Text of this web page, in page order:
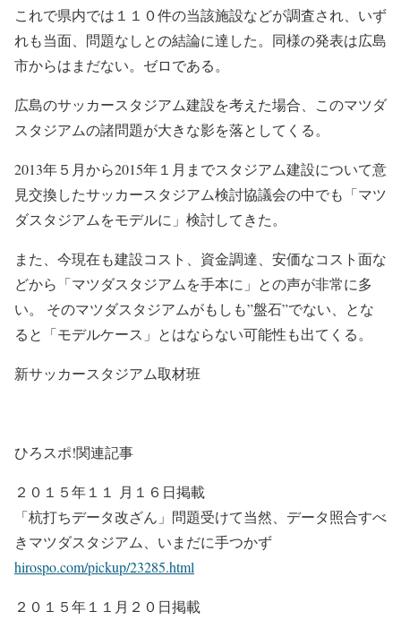
これで県内では１１０件の当該施設などが調査され、いず
れも当面、問題なしとの結論に達した。同様の発表は広島
市からはまだない。ゼロである。
広島のサッカースタジアム建設を考えた場合、このマツダ
スタジアムの諸問題が大きな影を落としてくる。
2013年５月から2015年１月までスタジアム建設について意
見交換したサッカースタジアム検討協議会の中でも「マツ
ダスタジアムをモデルに」検討してきた。
また、今現在も建設コスト、資金調達、安価なコスト面な
どから「マツダスタジアムを手本に」との声が非常に多
い。 そのマツダスタジアムがもしも”盤石”でない、とな
ると「モデルケース」とはならない可能性も出てくる。
新サッカースタジアム取材班
ひろスポ!関連記事
２０１５年１１ 月１６日掲載
「杭打ちデータ改ざん」問題受けて当然、データ照合すべ
きマツダスタジアム、いまだに手つかず
hirospo.com/pickup/23285.html
２０１５年１１月２０日掲載